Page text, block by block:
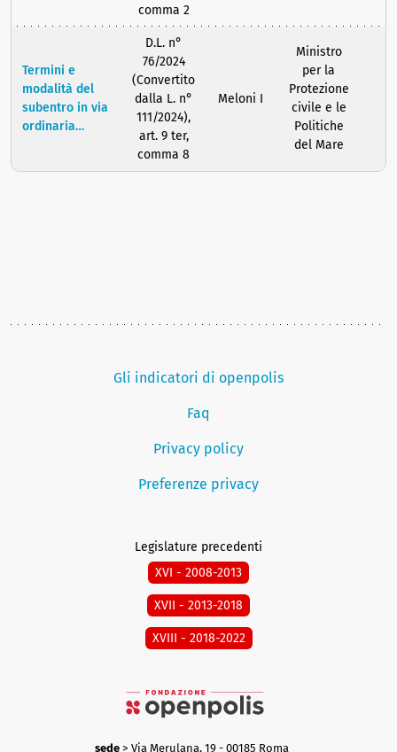
internazionali.
comma 2
Termini e
modalità del
subentro in via
ordinaria
D.L. n°
76/2024
(Convertito
dalla L. n°
111/2024),
art. 9 ter,
comma 8
Meloni I
Ministro
per la
Protezione
civile e le
Politiche
del Mare
Gli indicatori di openpolis
Faq
Privacy policy
Preferenze privacy
Legislature precedenti
XVI - 2008-2013
XVII - 2013-2018
XVIII - 2018-2022
sede> Via Merulana, 19 - 00185 Roma